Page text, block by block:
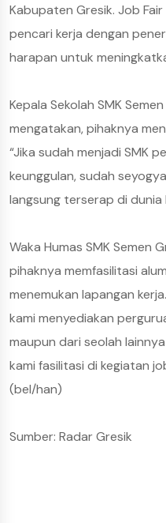
Kabupaten Gresik. Job
pencari kerja dengan
harapan untuk
Kepala Sekolah SMK
mengatakan, pihaknya
“Jika sudah menjadi SMK
keunggulan, sudah
langsung terserap di dunia
Waka Humas SMK Semen
pihaknya memfasilitasi
menemukan lapangan
kami menyediakan
maupun dari seolah
kami fasilitasi di kegiatan
(bel/han)
Sumber: Radar Gresik